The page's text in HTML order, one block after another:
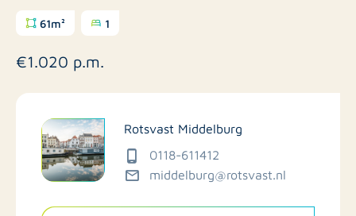
61m² 1
€1.020 p.m.
Rotsvast Middelburg
0118-611412
middelburg@rotsvast.nl